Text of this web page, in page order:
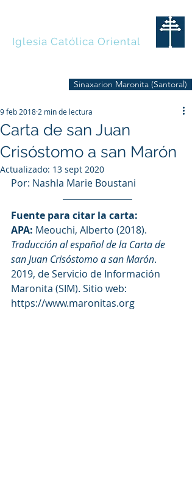
Iglesia Católica Oriental
Sinaxarion Maronita (Santoral)
Carta de san Juan
Crisóstomo a san Marón
9 feb 2018 2 min de lectura
Actualizado: 13 sept 2020
Por: Nashla Marie Boustani
Fuente para citar la carta:
APA: Meouchi, Alberto (2018).
Traducción al español de la Carta de
san Juan Crisóstomo a san Marón.
2019, de Servicio de Información
Maronita (SIM). Sitio web:
https://www.maronitas.org